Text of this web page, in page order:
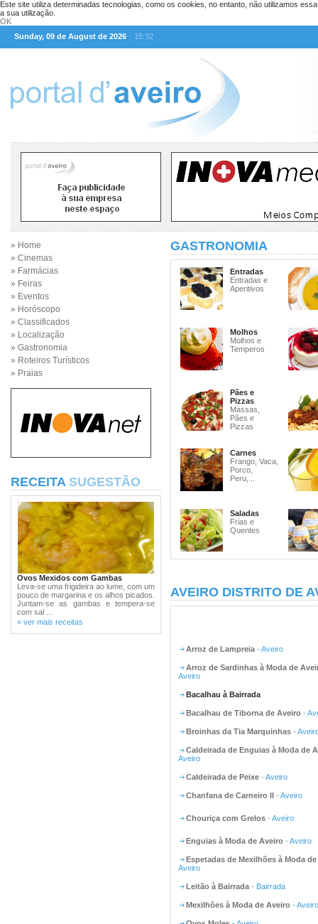
Este site utiliza determinadas tecnologias, como os cookies, no entanto, não utilizamos
a sua utilização.
OK
Sunday, 09 de August de 2026
15:32
» Home
» Cinemas
» Farmácias
» Feiras
» Eventos
» Horóscopo
» Classificados
» Localização
» Gastronomia
» Roteiros Turísticos
» Praias
RECEITA SUGESTÃO
Ovos Mexidos com Gambas
Leva-se uma frigideira ao lume, com um
pouco de margarina e os alhos picados.
Juntam-se as gambas e tempera-se
com sal ...
» ver mais receitas
GASTRONOMIA
Entradas
Entradas e
Aperitivos
Molhos
Molhos e
Temperos
Pães e
Pizzas
Massas,
Pães e
Pizzas
Carnes
Frango, Vaca,
Porco,
Peru,...
Saladas
Frias e
Quentes
AVEIRO DISTRITO DE
Arroz de Lampreia - Aveiro
Arroz de Sardinhas à Moda de
Aveiro
Bacalhau à Bairrada
Bacalhau de Tiborna de Aveiro -
Broinhas da Tia Marquinhas -
Caldeirada de Enguias à Moda de
Aveiro
Caldeirada de Peixe - Aveiro
Chanfana de Carneiro II - Aveiro
Chouriça com Grelos - Aveiro
Enguias à Moda de Aveiro - Aveiro
Espetadas de Mexilhões à Moda
Aveiro
Leitão à Bairrada - Bairrada
Mexilhões à Moda de Aveiro - Aveiro